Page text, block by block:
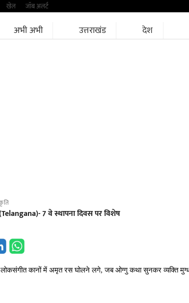
खेल जॉब अलर्ट
अभी अभी उत्तराखंड देश
7 वे स्थापना दिवस पर विशेष
कानों में अमृत रस घोलने लगे, जब ओग्गु कथा सुनकर व्यक्ति